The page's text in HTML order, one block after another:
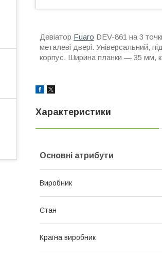
Девіатор Fuaro DEV-861 на 3
металеві двері. Універсальний,
корпус. Ширина планки — 35 мм,
Характеристики
Основні атрибути
Виробник
Стан
Країна виробник